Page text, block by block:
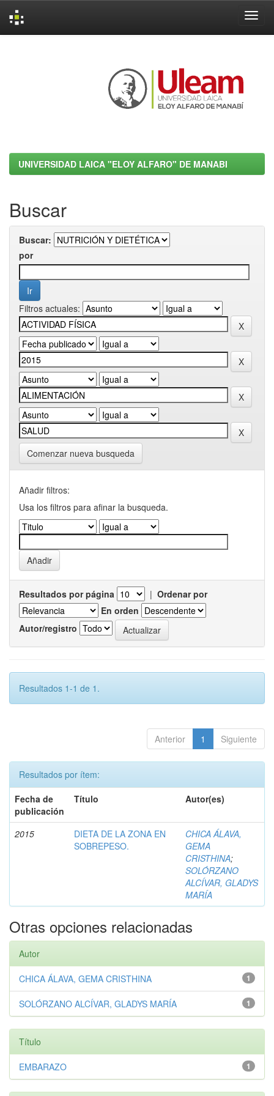
UNIVERSIDAD LAICA "ELOY ALFARO" DE MANABI
Buscar
Buscar:
por
Filtros actuales:
Comenzar nueva busqueda
Añadir filtros:
Usa los filtros para afinar la busqueda.
Resultados por página | Ordenar por
En orden
Autor/registro
Resultados 1-1 de 1.
Anterior 1 Siguiente
Resultados por ítem:
Fecha de
publicación
Título Autor(es)
2015
DIETA DE LA ZONA EN
SOBREPESO.
CHICA ÁLAVA,
GEMA
CRISTHINA;
SOLÓRZANO
ALCÍVAR, GLADYS
MARÍA
Otras opciones relacionadas
Autor
1
CHICA ÁLAVA, GEMA CRISTHINA
1
SOLÓRZANO ALCÍVAR, GLADYS MARÍA
Título
1
EMBARAZO